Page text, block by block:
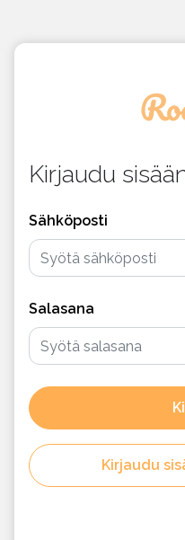
Kirjaudu
Sähköposti
Salasana
Kirjaudu